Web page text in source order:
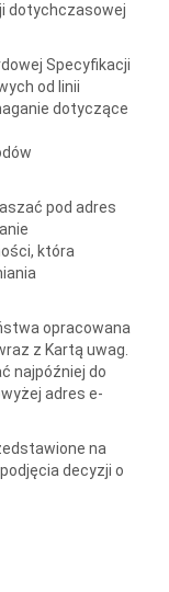
dotychczasowej
Specyfikacji
od linii
dotyczące
pod adres
która
opracowana
z Kartą uwag.
najpóźniej do
adres e-
na
decyzji o